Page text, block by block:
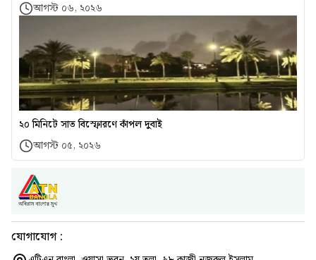
আগস্ট ০৬, ২০২৬
২০ মিনিটে সাত বিস্ফোরণে কাঁপল দুবাই
আগস্ট ০৫, ২০২৬
যোগাযোগ :